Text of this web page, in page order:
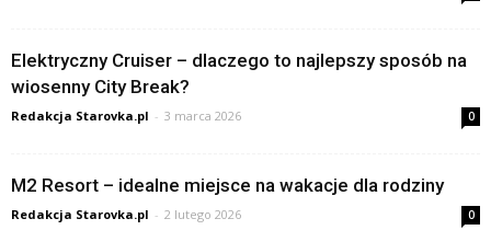
Elektryczny Cruiser – dlaczego to najlepszy sposób na
wiosenny City Break?
Redakcja Starovka.pl - 3 marca 2026 0
M2 Resort – idealne miejsce na wakacje dla rodziny
Redakcja Starovka.pl - 2 lutego 2026 0